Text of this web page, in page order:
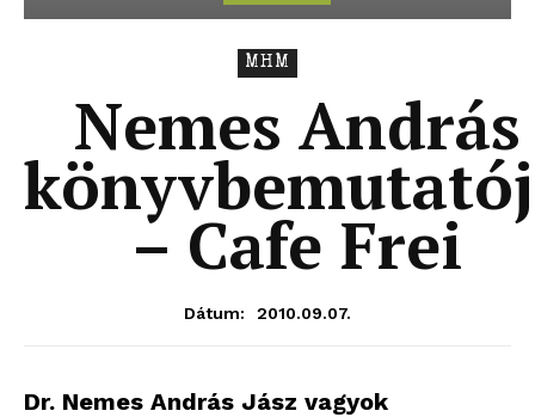
MHM
Nemes András
– Cafe Frei
Dátum: 2010.09.07.
Dr. Nemes András Jász vagyok